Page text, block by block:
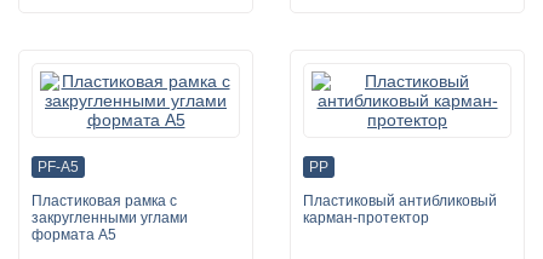
PF-A5
Пластиковая рамка с
закругленными углами
формата А5
PP
Пластиковый антибликовый
карман-протектор